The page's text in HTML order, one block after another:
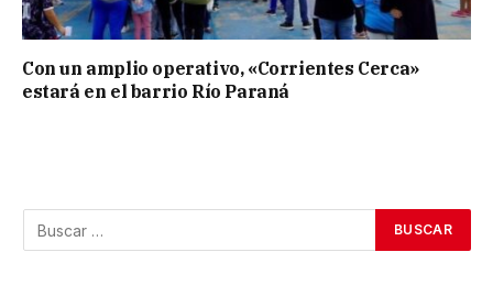
Con un amplio operativo, «Corrientes Cerca»
estará en el barrio Río Paraná